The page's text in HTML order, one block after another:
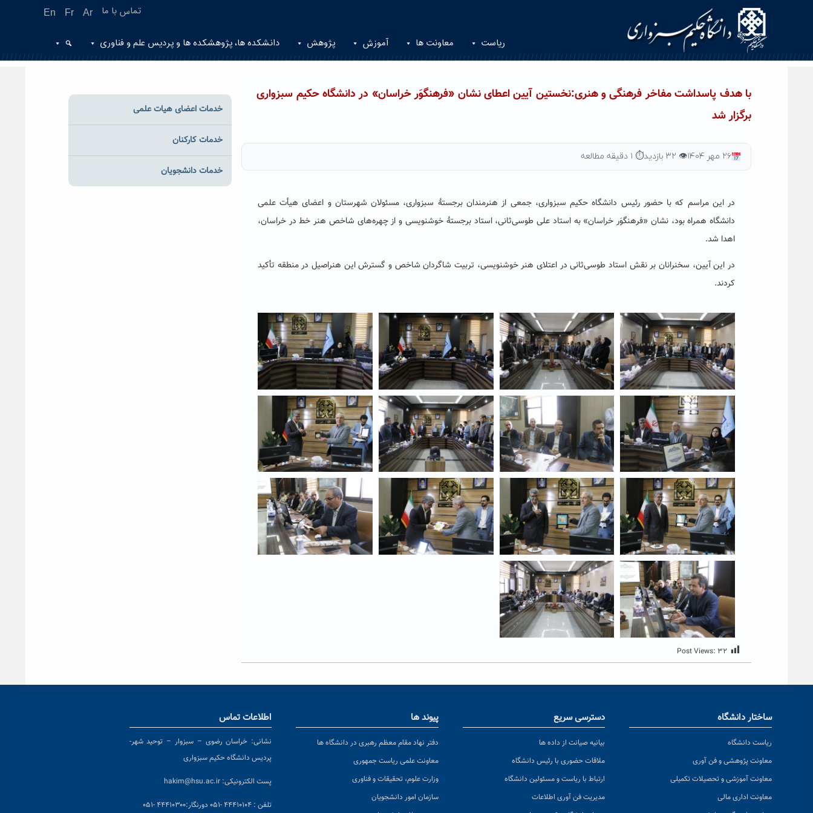
En Fr Ar تماس با ما
ریاست معاونت ها آموزش پژوهش دانشکده ها، پژوهشکده ها و پردیس علم و فناوری
با هدف پاسداشت مفاخر فرهنگی و هنری:نخستین آیین اعطای نشان «فرهنگوَر خراسان» در دانشگاه حکیم سبزواری
برگزار شد
۲۶ مهر ۱۴۰۴ 👁 ۳۲ بازدید ⏱ ۱ دقیقه مطالعه
در این مراسم که با حضور رئیس دانشگاه حکیم سبزواری، جمعی از هنرمندان برجستۀ سبزواری، مسئولان شهرستان و اعضای هیأت علمی
دانشگاه همراه بود، نشان «فرهنگوَر خراسان» به استاد علی طوسی‌ثانی، استاد برجستۀ خوشنویسی و از چهره‌های شاخص هنر خط در خراسان،
اهدا شد.
در این آیین، سخنرانان بر نقش استاد طوسی‌ثانی در اعتلای هنر خوشنویسی، تربیت شاگردان شاخص و گسترش این هنراصیل در منطقه تأکید
کردند.
Post Views: ۳۲
خدمات اعضای هیات علمی
خدمات کارکنان
خدمات دانشجویان
ساختار دانشگاه
ریاست دانشگاه
معاونت پژوهشی و فن آوری
معاونت آموزشی و تحصیلات تکمیلی
معاونت اداری مالی
دسترسی سریع
بیانیه صیانت از داده ها
ملاقات حضوری با رئیس دانشگاه
ارتباط با ریاست و مسئولین دانشگاه
مدیریت فن آوری اطلاعات
پیوند ها
دفتر نهاد مقام معظم رهبری در دانشگاه ها
معاونت علمی ریاست جمهوری
وزارت علوم، تحقیقات و فناوری
سازمان امور دانشجویان
اطلاعات تماس
نشانی: خراسان رضوی – سبزوار – توحید شهر-
پردیس دانشگاه حکیم سبزواری
پست الکترونیکی: hakim@hsu.ac.ir
تلفن : ۴۴۴۱۰۱۰۴ -۰۵۱ دورنگار:۴۴۴۱۰۳۰۰ -۰۵۱